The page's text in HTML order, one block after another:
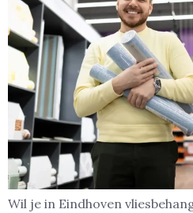
Wil je in Eindhoven